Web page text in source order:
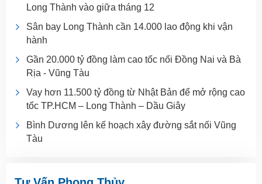
Long Thành vào giữa tháng 12
Sân bay Long Thành cần 14.000 lao động khi vận
hành
Gần 20.000 tỷ đồng làm cao tốc nối Đồng Nai và Bà
Rịa - Vũng Tàu
Vay hơn 11.500 tỷ đồng từ Nhật Bản để mở rộng cao
tốc TP.HCM – Long Thành – Dầu Giây
Bình Dương lên kế hoạch xây đường sắt nối Vũng
Tàu